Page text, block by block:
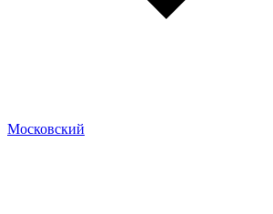
Московский